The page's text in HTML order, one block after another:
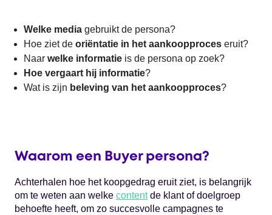
Welke media gebruikt de persona?
Hoe ziet de oriëntatie in het aankoopproces eruit?
Naar welke informatie is de persona op zoek?
Hoe vergaart hij informatie?
Wat is zijn beleving van het aankoopproces?
Waarom een Buyer persona?
Achterhalen hoe het koopgedrag eruit ziet, is belangrijk
om te weten aan welke contentde klant of doelgroep
behoefte heeft, om zo succesvolle campagnes te